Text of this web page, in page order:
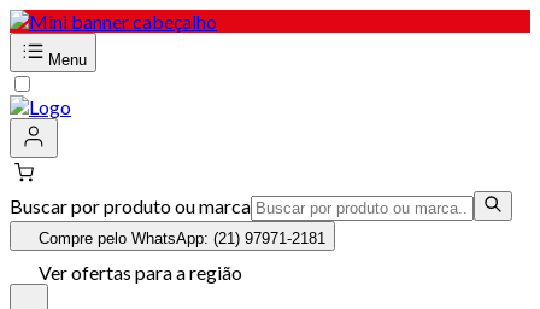
Menu
Buscar por produto ou marca
Compre pelo WhatsApp: (21) 97971-2181
Ver ofertas para a região